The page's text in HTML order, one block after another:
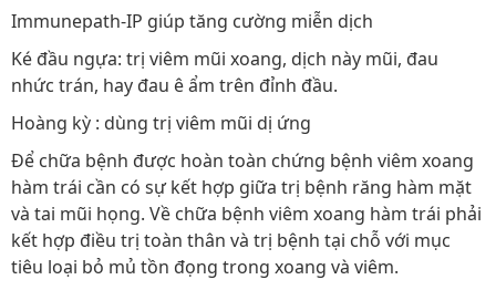
Immunepath-IP giúp tăng cường miễn dịch
Ké đầu ngựa: trị viêm mũi xoang, dịch này mũi, đau
nhức trán, hay đau ê ẩm trên đỉnh đầu.
Hoàng kỳ : dùng trị viêm mũi dị ứng
Để chữa bệnh được hoàn toàn chứng bệnh viêm xoang
hàm trái cần có sự kết hợp giữa trị bệnh răng hàm mặt
và tai mũi họng. Về chữa bệnh viêm xoang hàm trái phải
kết hợp điều trị toàn thân và trị bệnh tại chỗ với mục
tiêu loại bỏ mủ tồn đọng trong xoang và viêm.